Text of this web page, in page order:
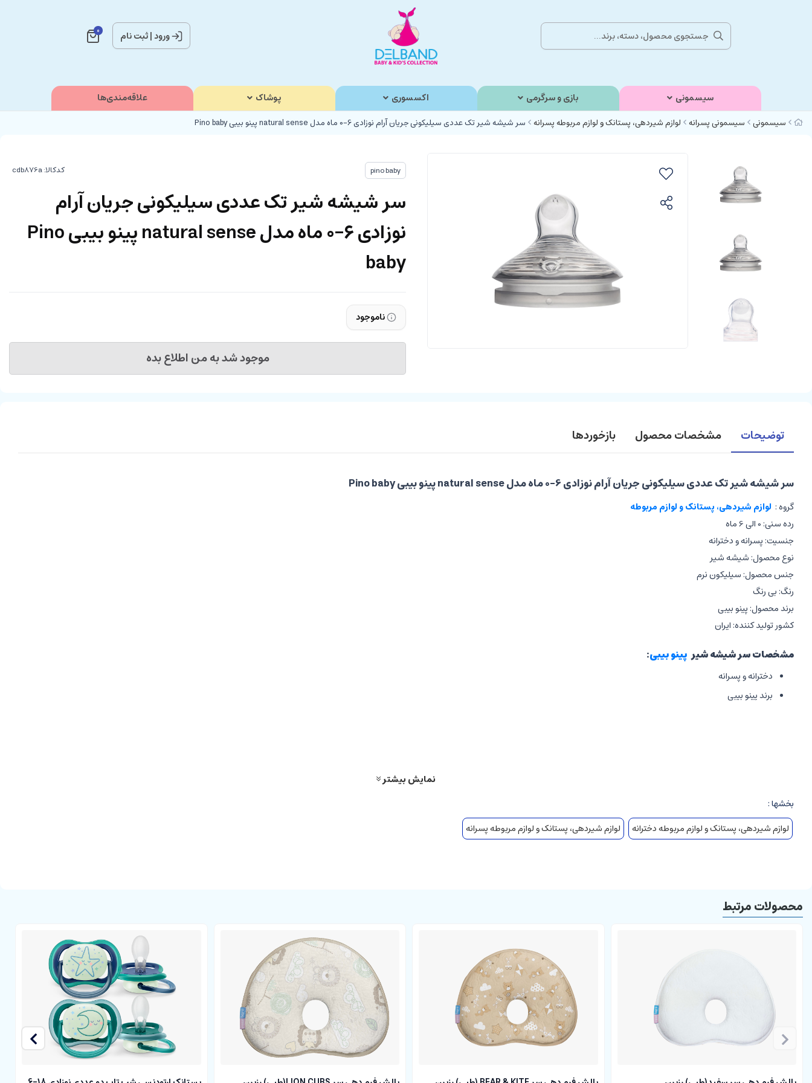
ورود|ثبت نام 0
سیسمونی بازی و سرگرمی اکسسوری پوشاک علاقه‌مندی‌ها
سیسمونی سیسمونی پسرانه لوازم شیردهی، پستانک و لوازم مربوطه پسرانه سر شیشه شیر تک عددی سیلیکونی جریان آرام نوزادی 6-0 ماه مدل natural sense پینو بیبی Pino baby
pino baby کدکالا:
سر شیشه شیر تک عددی سیلیکونی جریان آرام
نوزادی 6-0 ماه مدل natural sense پینو بیبی Pino
baby
ناموجود
موجود شد به من اطلاع بده
توضیحات مشخصات محصول بازخوردها
سر شیشه شیر تک عددی سیلیکونی جریان آرام نوزادی 6-0 ماه مدل natural sense پینو بیبی Pino baby
گروه : لوازم شیردهی، پستانک و لوازم مربوطه
رده سنی: 0 الی 6 ماه
جنسیت: پسرانه و دخترانه
نوع محصول: شیشه شیر
جنس محصول: سیلیکون نرم
رنگ: بی رنگ
برند محصول: پینو بیبی
کشور تولید کننده: ایران
مشخصات سر شیشه شیر پینو بیبی:
دخترانه و پسرانه
برند پینو بیبی
نرم و منعطف
دارای نشان سیب سلامت
شیشه شیر نوزادی دخترانه و پسرانه
مناسب استفاده دلبندان 0 الی 6 ماه، مدل natural sense با جریان آرام دارای 3 سوراخ روی سر شیشه، که شبیه به سینه مادر طراحی شده و مناسب برای خوراکی های
مایع نوزادان عزیز می باشد.
جنس این سر شیشه سیلیکونی و بی رنگ که نرم و قابل انعطاف می باشد و از کیفیت مطلوبی برخوردار است. قسمت استراحت لب پهن و انعطاف پذیر، جهت مطابقت کامل با دهان نوزاد هنگام مکیدن طراحی شده است. این محصول
دارای نشان BPA FREE فاقد مواد شیمیایی مضر برای بدن انسان بوده و با خیالی راحت می توانید این محصول را برای دلبندان خود خریداری نمایید.
نمایش بیشتر
بخشها :
لوازم شیردهی، پستانک و لوازم مربوطه دخترانه
لوازم شیردهی، پستانک و لوازم مربوطه پسرانه
محصولات مرتبط